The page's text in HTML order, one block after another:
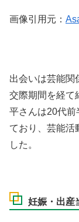
画像引用元：
出会いは芸能関
交際期間を経て
平さんは20代前
ており、芸能活
した。
妊娠・出産